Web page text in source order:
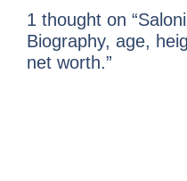
1 thought on
Biography, age,
net worth.”